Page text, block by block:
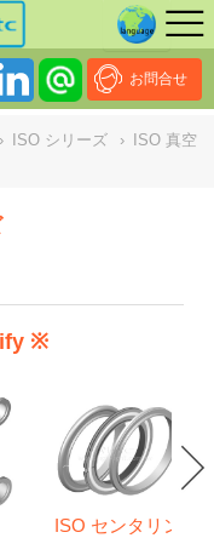
お問合せ
› ISO シリーズ ›
ISO 真空
※
ISO センタリン